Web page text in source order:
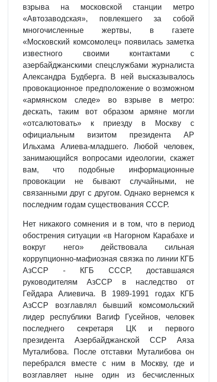
взрыва на московской станции метро
«Автозаводская», повлекшего за собой
многочисленные жертвы, в газете
«Московский комсомолец» появилась заметка
известного своими контактами с
азербайджанскими спецслужбами журналиста
Александра Будберга. В ней высказывалось
провокационное предположение о возможном
«армянском следе» во взрыве в метро:
дескать, таким вот образом армяне могли
«отсалютовать» к приезду в Москву с
официальным визитом президента АР
Ильхама Алиева-младшего. Любой человек,
занимающийся вопросами идеологии, скажет
вам, что подобные информационные
провокации не бывают случайными, не
связанными друг с другом. Однако вернемся к
последним годам существования СССР.
Нет никакого сомнения и в том, что в период
обострения ситуации «в Нагорном Карабахе и
вокруг него» действовала сильная
коррупционно-мафиозная связка по линии КГБ
АзССР - КГБ СССР, доставшаяся
руководителям АзССР в наследство от
Гейдара Алиевича. В 1989-1991 годах КГБ
АзССР возглавлял бывший комсомольский
лидер республики Вагиф Гусейнов, человек
последнего секретаря ЦК и первого
президента Азербайджанской ССР Аяза
Муталибова. После отставки Муталибова он
перебрался вместе с ним в Москву, где и
возглавляет ныне один из бесчисленных